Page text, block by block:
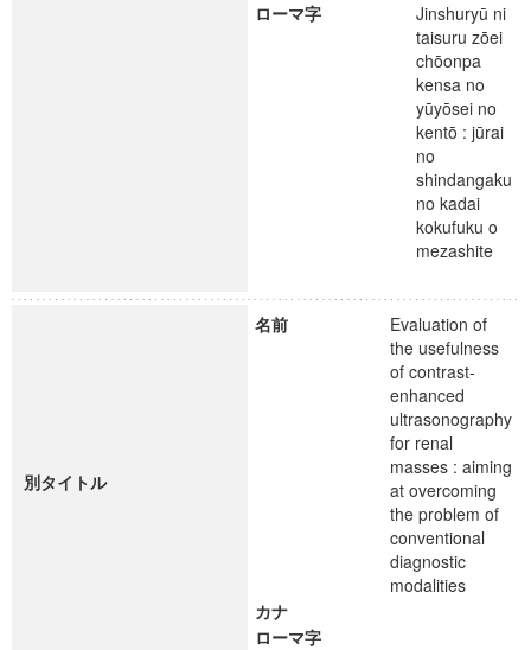
ローマ字
Jinshuryū ni
taisuru zōei
chōonpa
kensa no
yūyōsei no
kentō : jūrai
no
shindangaku
no kadai
kokufuku o
mezashite
別タイトル
名前
Evaluation of
the usefulness
of contrast-
enhanced
ultrasonography
for renal
masses : aiming
at overcoming
the problem of
conventional
diagnostic
modalities
カナ
ローマ字